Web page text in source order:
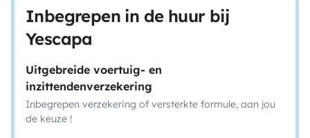
Inbegrepen in de huur bij
Yescapa
Uitgebreide voertuig- en
inzittendenverzekering
Inbegrepen verzekering of versterkte formule, aan jou
de keuze !